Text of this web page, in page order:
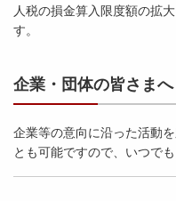
人税の損金算入限度額の拡
す。
企業・団体の皆さまへ
企業等の意向に沿った活動
とも可能ですので、いつでも